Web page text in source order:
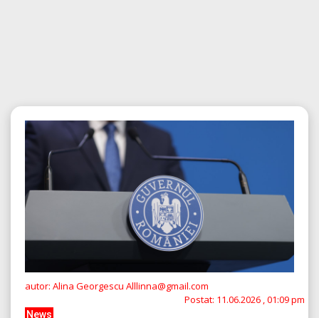
autor: Alina Georgescu Alllinna@gmail.com
Postat: 11.06.2026 , 01:09 pm
News